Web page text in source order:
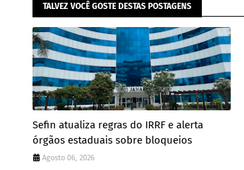
TALVEZ VOCÊ GOSTE DESTAS POSTAGENS
Sefin atualiza regras do IRRF e alerta
órgãos estaduais sobre bloqueios
Agosto 06, 2026